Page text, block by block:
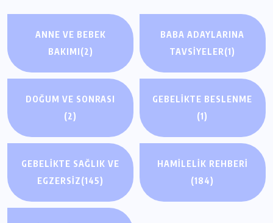
ANNE VE BEBEK
BAKIMI(2)
BABA ADAYLARINA
TAVSIYELER(1)
DOĞUM VE SONRASI
(2)
GEBELIKTE BESLENME
(1)
GEBELIKTE SAĞLIK VE
EGZERSIZ(145)
HAMILELIK REHBERI
(184)